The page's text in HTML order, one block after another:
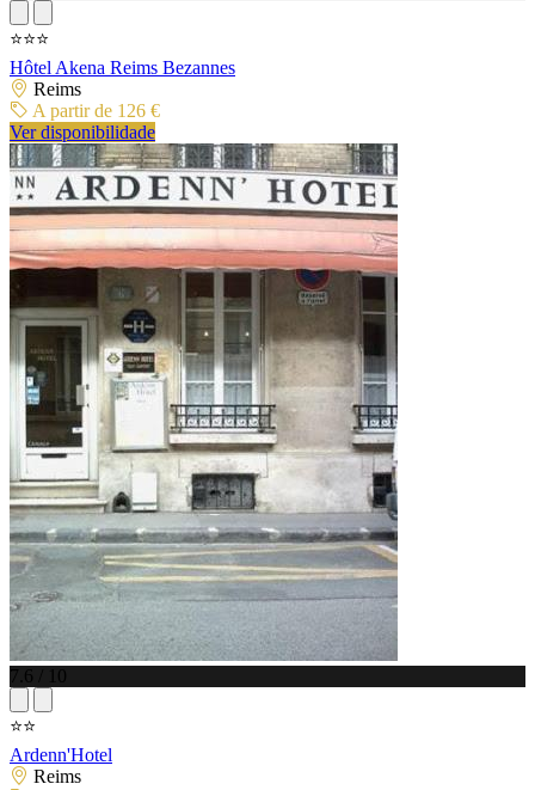
⭐⭐⭐
Hôtel Akena Reims Bezannes
Reims
A partir de 126 €
Ver disponibilidade
7.6 / 10
⭐⭐
Ardenn'Hotel
Reims